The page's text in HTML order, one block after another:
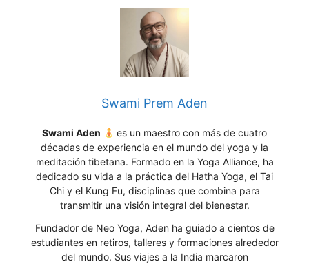
Swami Prem Aden
Swami Aden
es un maestro con más de cuatro
décadas de experiencia en el mundo del yoga y la
meditación tibetana. Formado en la Yoga Alliance, ha
dedicado su vida a la práctica del Hatha Yoga, el Tai
Chi y el Kung Fu, disciplinas que combina para
transmitir una visión integral del bienestar.
Fundador de Neo Yoga, Aden ha guiado a cientos de
estudiantes en retiros, talleres y formaciones alrededor
del mundo. Sus viajes a la India marcaron